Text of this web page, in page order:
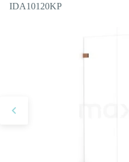
IDA10120KP